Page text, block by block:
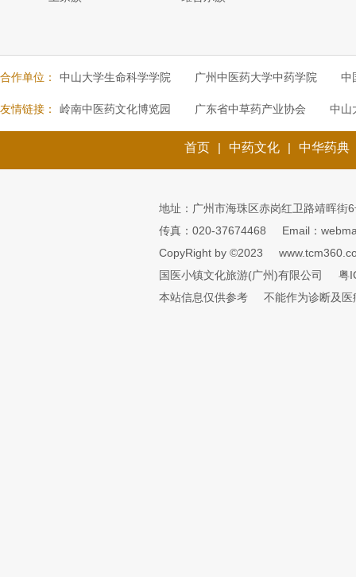
合作单位： 中山大学生命科学学院 广州中医药大学中药学院 中
友情链接： 岭南中医药文化博览园 广东省中草药产业协会 中山
首页 | 中药文化 | 中华药典
地址：广州市海珠区赤岗红卫路靖晖街
传真：020-37674468
Email：
CopyRight by ©2023
国医小镇文化旅游(广州)有限公司
粤
本站信息仅供参考
不能作为诊断及医